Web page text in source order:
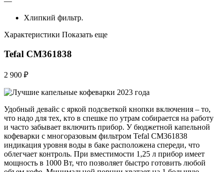
Хлипкий фильтр.
Характеристики Показать еще
Tefal CM361838
2 900 ₽
Удобный девайс с яркой подсветкой кнопки включения – то,
что надо для тех, кто в спешке по утрам собирается на работу
и часто забывает включить прибор. У бюджетной капельной
кофеварки с многоразовым фильтром Tefal CM361838
индикация уровня воды в баке расположена спереди, что
облегчает контроль. При вместимости 1,25 л прибор имеет
мощность в 1000 Вт, что позволяет быстро готовить любой